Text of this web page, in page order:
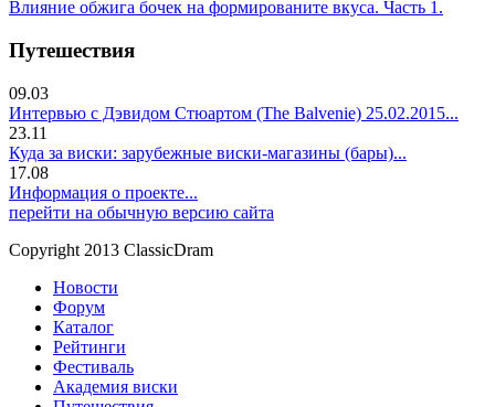
Влияние обжига бочек на формированите вкуса. Часть 1.
Путешествия
09.03
Интервью с Дэвидом Стюартом (The Balvenie) 25.02.2015...
23.11
Куда за виски: зарубежные виски-магазины (бары)...
17.08
Информация о проекте...
перейти на обычную версию сайта
Copyright 2013 ClassicDram
Новости
Форум
Каталог
Рейтинги
Фестиваль
Академия виски